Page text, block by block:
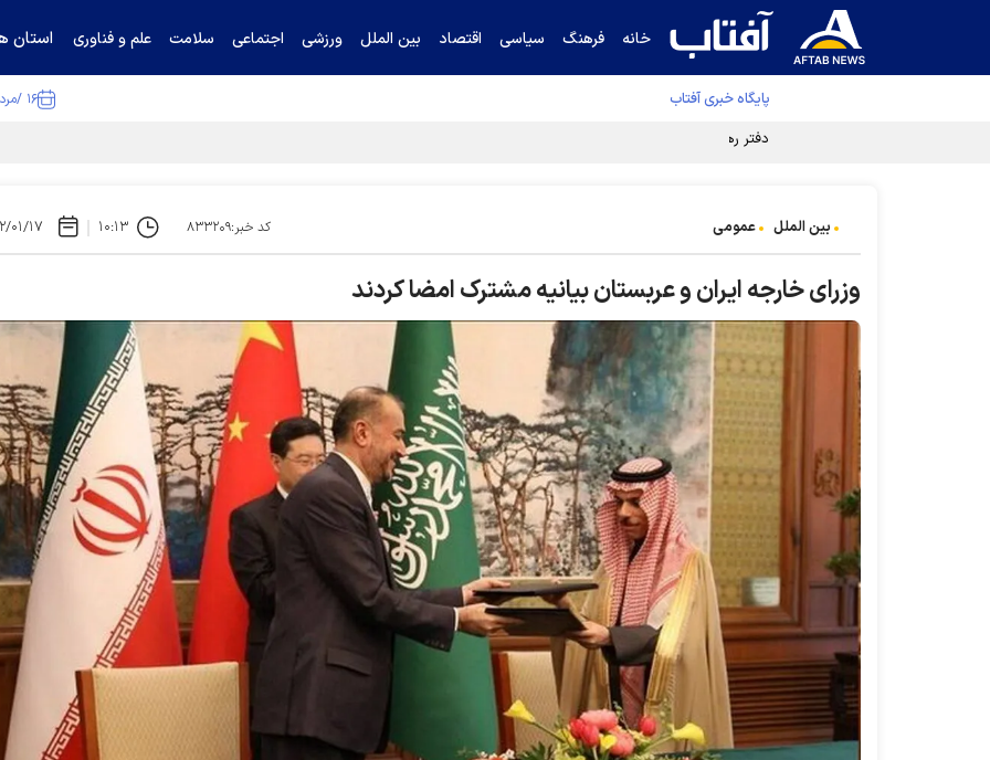
خانه فرهنگ سیاسی اقتصاد بین الملل ورزشی اجتماعی سلامت علم و فناوری استان
پایگاه خبری آفتاب ۱۶ /مرداد /۱۴۰۵
دفتر رهبر انقلاب ادعای خرازی درباره پزشکیان را تکذیب کرد
بین الملل عمومی کد خبر:۸۳۳۲۰۹ ۱۰:۱۳ ۱۴۰۲/
وزرای خارجه ایران و عربستان بیانیه مشترک امضا کردند